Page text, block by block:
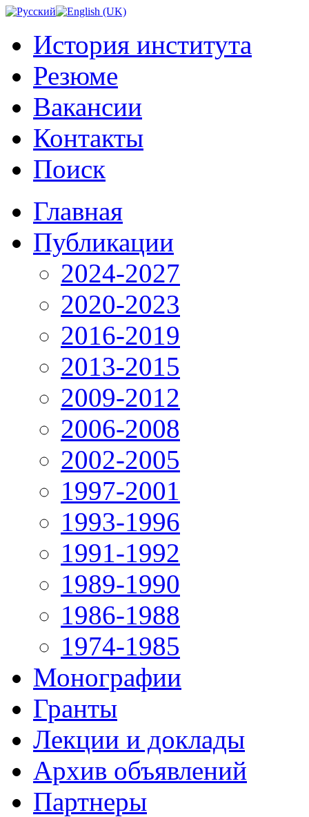
История института
Резюме
Вакансии
Контакты
Поиск
Главная
Публикации
2024-2027
2020-2023
2016-2019
2013-2015
2009-2012
2006-2008
2002-2005
1997-2001
1993-1996
1991-1992
1989-1990
1986-1988
1974-1985
Монографии
Гранты
Лекции и доклады
Архив объявлений
Партнеры